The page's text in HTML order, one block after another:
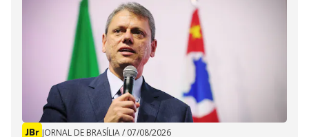
JORNAL DE BRASÍLIA/ 07/08/2026